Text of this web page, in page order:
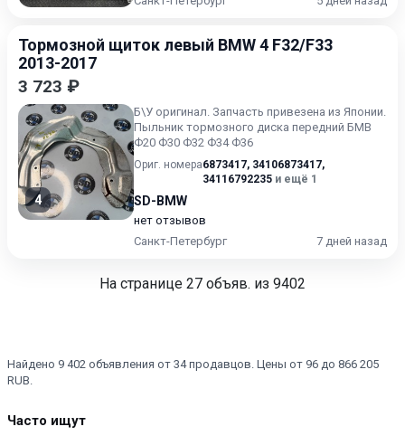
Тормозной щиток левый BMW 4 F32/F33
2013-2017
3 723 ₽
4
Б\У oригинaл. Запчасть привезена из Японии.
Пыльник тормозного диска передний БМВ
Ф20 Ф30 Ф32 Ф34 Ф36
Ориг. номера6873417, 34106873417,
34116792235 и ещё 1
SD-BMW
нет отзывов
Санкт-Петербург
7 дней назад
На странице 27 объяв. из 9402
Найдено 9 402 объявления от 34 продавцов. Цены от 96 до 866 205
RUB.
Часто ищут